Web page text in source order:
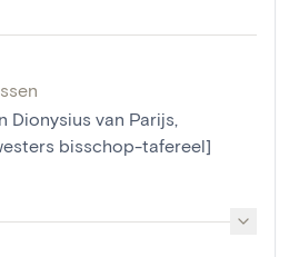
Dionysius van Parijs,
bisschop-tafereel]